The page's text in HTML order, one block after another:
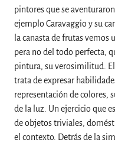
pintores que se
ejemplo Caravaggio y su
la canasta de frutas vemos
pera no del todo perfecta,
pintura, su verosimilitud.
trata de expresar
representación de colores,
de la luz. Un ejercicio que
de objetos triviales,
el contexto. Detrás de la